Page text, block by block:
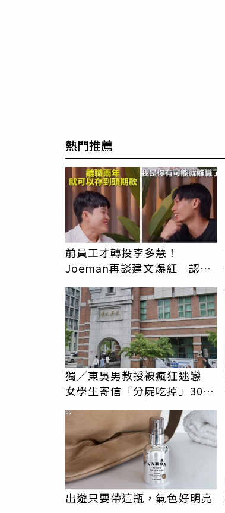
熱門推薦
前員工才轉投李多慧！
Joeman再談建文爆紅 認
「很清楚他的價值」
獨／東吳男教授被瘋狂迷戀
女學生寄信「分屍吃掉」30次
出遊只要帶這瓶，氣色好明亮
PR